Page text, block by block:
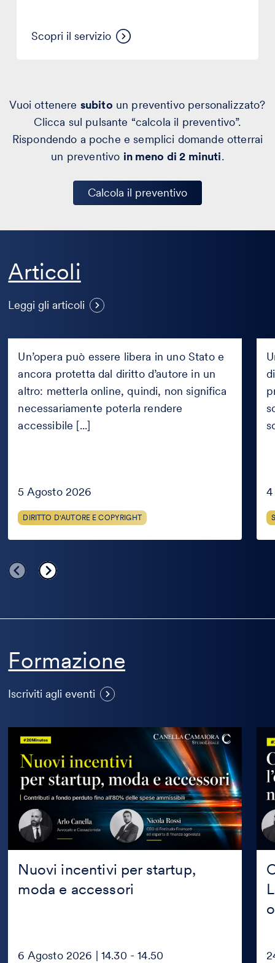
Scopri il servizio
Vuoi ottenere subito un preventivo personalizzato?
Clicca sul pulsante “calcola il preventivo”.
Rispondendo a poche e semplici domande otterrai
un preventivo in meno di 2 minuti.
Calcola il preventivo
Articoli
Leggi gli articoli
Si può pubblicare online
un’opera se è in pubblico
dominio solo in alcuni Paesi?
può
pubblicare
online
un’opera
Paesi?
Un’opera può essere libera in uno Stato e
ancora protetta dal diritto d’autore in un
altro: metterla online, quindi, non significa
necessariamente poterla rendere
accessibile [...]
5 Agosto 2026
DIRITTO D'AUTORE E COPYRIGHT
un
per
Formazione
Iscriviti agli eventi
eventi
Nuovi incentivi per startup,
moda e accessori
incentivi
per
startup,
moda
accessori
6 Agosto 2026 | 14.30 - 14.50
tua